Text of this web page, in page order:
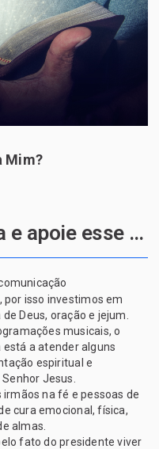
Mim?
Seja uma mão amiga e apoie esse projeto de Deus
isso investimos em
Deus, oração e jejum.
musicais, o
a atender alguns
espiritual e
Jesus.
na fé e pessoas de
cura emocional, física,
almas.
fato do presidente viver